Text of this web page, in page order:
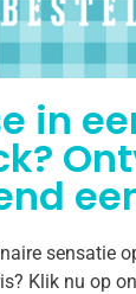
in
sensatie
Klik nu op